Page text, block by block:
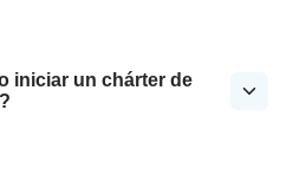
iniciar un chárter de